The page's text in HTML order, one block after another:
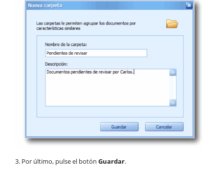
3. Por último, pulse el botón Guardar.